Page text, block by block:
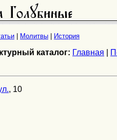
Молитвы История
каталог: Главная
, 10